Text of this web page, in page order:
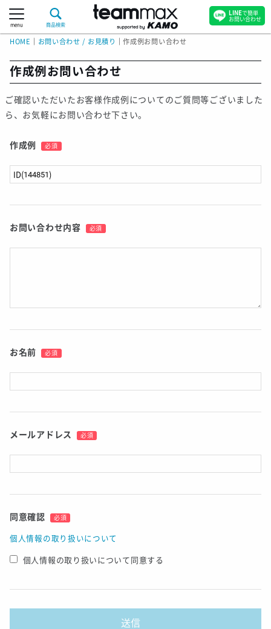
menu 商品検索
HOME お問い合わせ / お見積り ｜作成例お問い合わせ
作成例お問い合わせ
ご確認いただいたお客様作成例についてのご質問等ございました
ら、お気軽にお問い合わせ下さい。
作成例 必須
お問い合わせ内容 必須
お名前 必須
メールアドレス 必須
同意確認 必須
個人情報の取り扱いについて
個人情報の取り扱いについて同意する
LINEで簡単
お問い合わせ